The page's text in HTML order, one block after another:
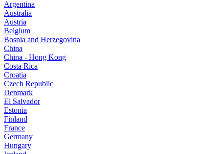
Argentina
Australia
Austria
Belgium
Bosnia and Herzegovina
China
China - Hong Kong
Costa Rica
Croatia
Czech Republic
Denmark
El Salvador
Estonia
Finland
France
Germany
Hungary